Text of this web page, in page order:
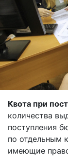
Квота при
количества
поступления
по отдельным
имеющие